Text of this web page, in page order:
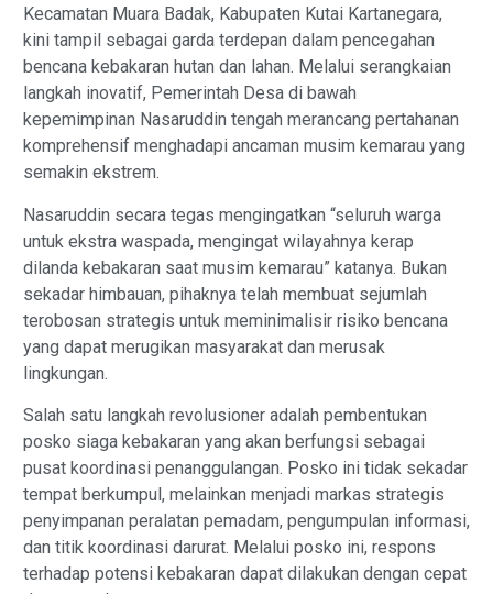
Kecamatan Muara Badak, Kabupaten Kutai Kartanegara,
kini tampil sebagai garda terdepan dalam pencegahan
bencana kebakaran hutan dan lahan. Melalui serangkaian
langkah inovatif, Pemerintah Desa di bawah
kepemimpinan Nasaruddin tengah merancang pertahanan
komprehensif menghadapi ancaman musim kemarau yang
semakin ekstrem.
Nasaruddin secara tegas mengingatkan “seluruh warga
untuk ekstra waspada, mengingat wilayahnya kerap
dilanda kebakaran saat musim kemarau” katanya. Bukan
sekadar himbauan, pihaknya telah membuat sejumlah
terobosan strategis untuk meminimalisir risiko bencana
yang dapat merugikan masyarakat dan merusak
lingkungan.
Salah satu langkah revolusioner adalah pembentukan
posko siaga kebakaran yang akan berfungsi sebagai
pusat koordinasi penanggulangan. Posko ini tidak sekadar
tempat berkumpul, melainkan menjadi markas strategis
penyimpanan peralatan pemadam, pengumpulan informasi,
dan titik koordinasi darurat. Melalui posko ini, respons
terhadap potensi kebakaran dapat dilakukan dengan cepat